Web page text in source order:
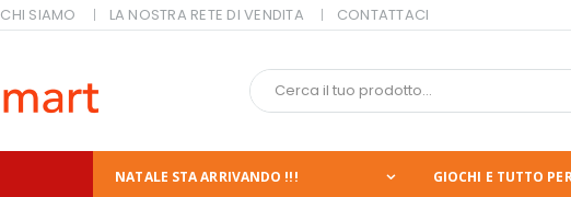
CHI SIAMO LA NOSTRA RETE DI VENDITA CONTATTACI
NATALE STA ARRIVANDO !!! GIOCHI E TUTTO